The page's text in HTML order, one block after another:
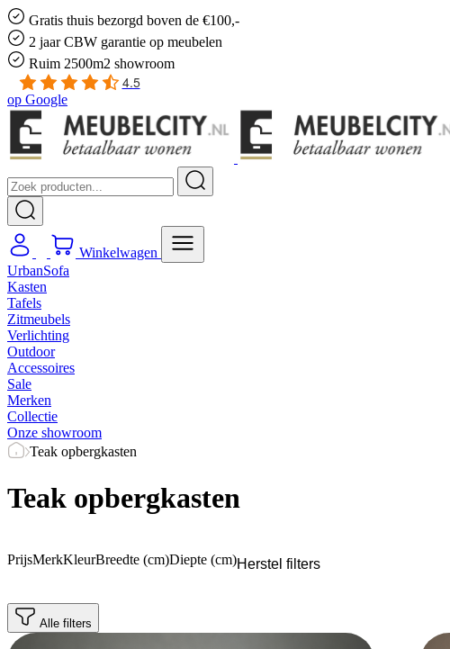
Gratis thuis bezorgd boven de €100,-
2 jaar CBW garantie op meubelen
Ruim 2500m2 showroom
4.5
op Google
Winkelwagen
UrbanSofa
Kasten
Tafels
Zitmeubels
Verlichting
Outdoor
Accessoires
Sale
Merken
Collectie
Onze showroom
Teak opbergkasten
Teak opbergkasten
PrijsMerkKleurBreedte (cm)Diepte (cm)Herstel filters
Alle filters